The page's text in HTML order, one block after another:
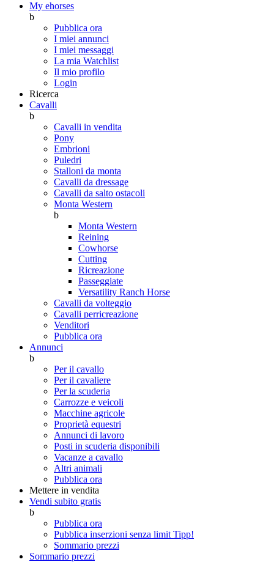
My ehorses
b
Pubblica ora
I miei annunci
I miei messaggi
La mia Watchlist
Il mio profilo
Login
Ricerca
Cavalli
b
Cavalli in vendita
Pony
Embrioni
Puledri
Stalloni da monta
Cavalli da dressage
Cavalli da salto ostacoli
Monta Western
b
Monta Western
Reining
Cowhorse
Cutting
Ricreazione
Passeggiate
Versatility Ranch Horse
Cavalli da volteggio
Cavalli perricreazione
Venditori
Pubblica ora
Annunci
b
Per il cavallo
Per il cavaliere
Per la scuderia
Carrozze e veicoli
Macchine agricole
Proprietà equestri
Annunci di lavoro
Posti in scuderia disponibili
Vacanze a cavallo
Altri animali
Pubblica ora
Mettere in vendita
Vendi subito gratis
b
Pubblica ora
Pubblica inserzioni senza limit Tipp!
Sommario prezzi
Sommario prezzi